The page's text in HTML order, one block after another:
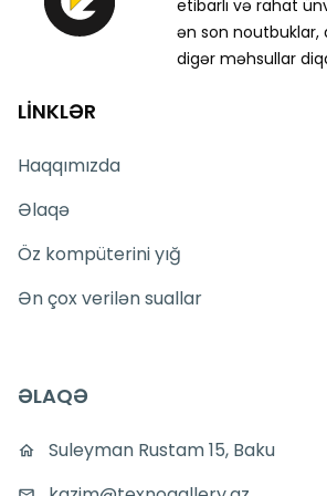
etibarlı və rahat
ən son noutbuklar,
digər məhsullar
LİNKLƏR
Haqqımızda
Əlaqə
Öz kompüterini yığ
Ən çox verilən suallar
ƏLAQƏ
Suleyman Rustam 15, Baku